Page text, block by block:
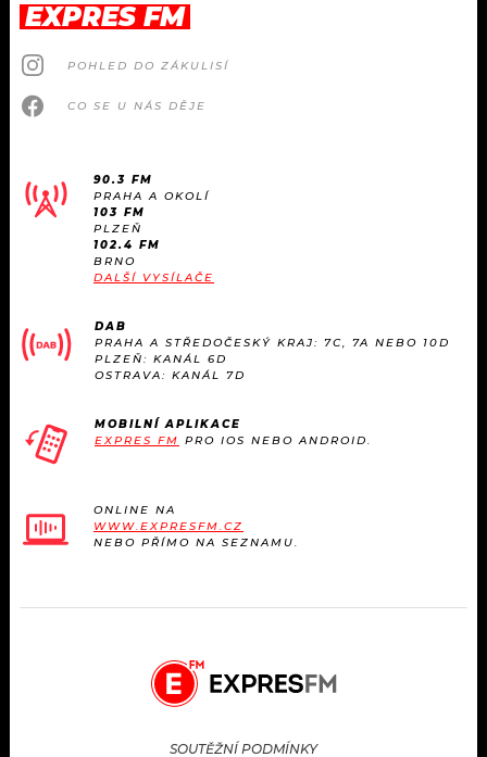
EXPRES FM
POHLED DO ZÁKULISÍ
CO SE U NÁS DĚJE
90.3 FM
PRAHA A OKOLÍ
103 FM
PLZEŇ
102.4 FM
BRNO
DALŠÍ VYSÍLAČE
DAB
PRAHA A STŘEDOČESKÝ KRAJ: 7C, 7A NEBO 10D
PLZEŇ: KANÁL 6D
OSTRAVA: KANÁL 7D
MOBILNÍ APLIKACE
EXPRES FM PRO IOS NEBO ANDROID.
ONLINE NA
WWW.EXPRESFM.CZ
NEBO PŘÍMO NA SEZNAMU.
SOUTĚŽNÍ PODMÍNKY